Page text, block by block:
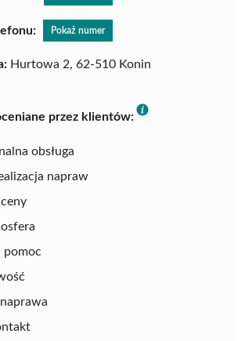
Pokaż numer
Hurtowa 2, 62-510 Konin
przez klientów:
obsługa
napraw
pomoc